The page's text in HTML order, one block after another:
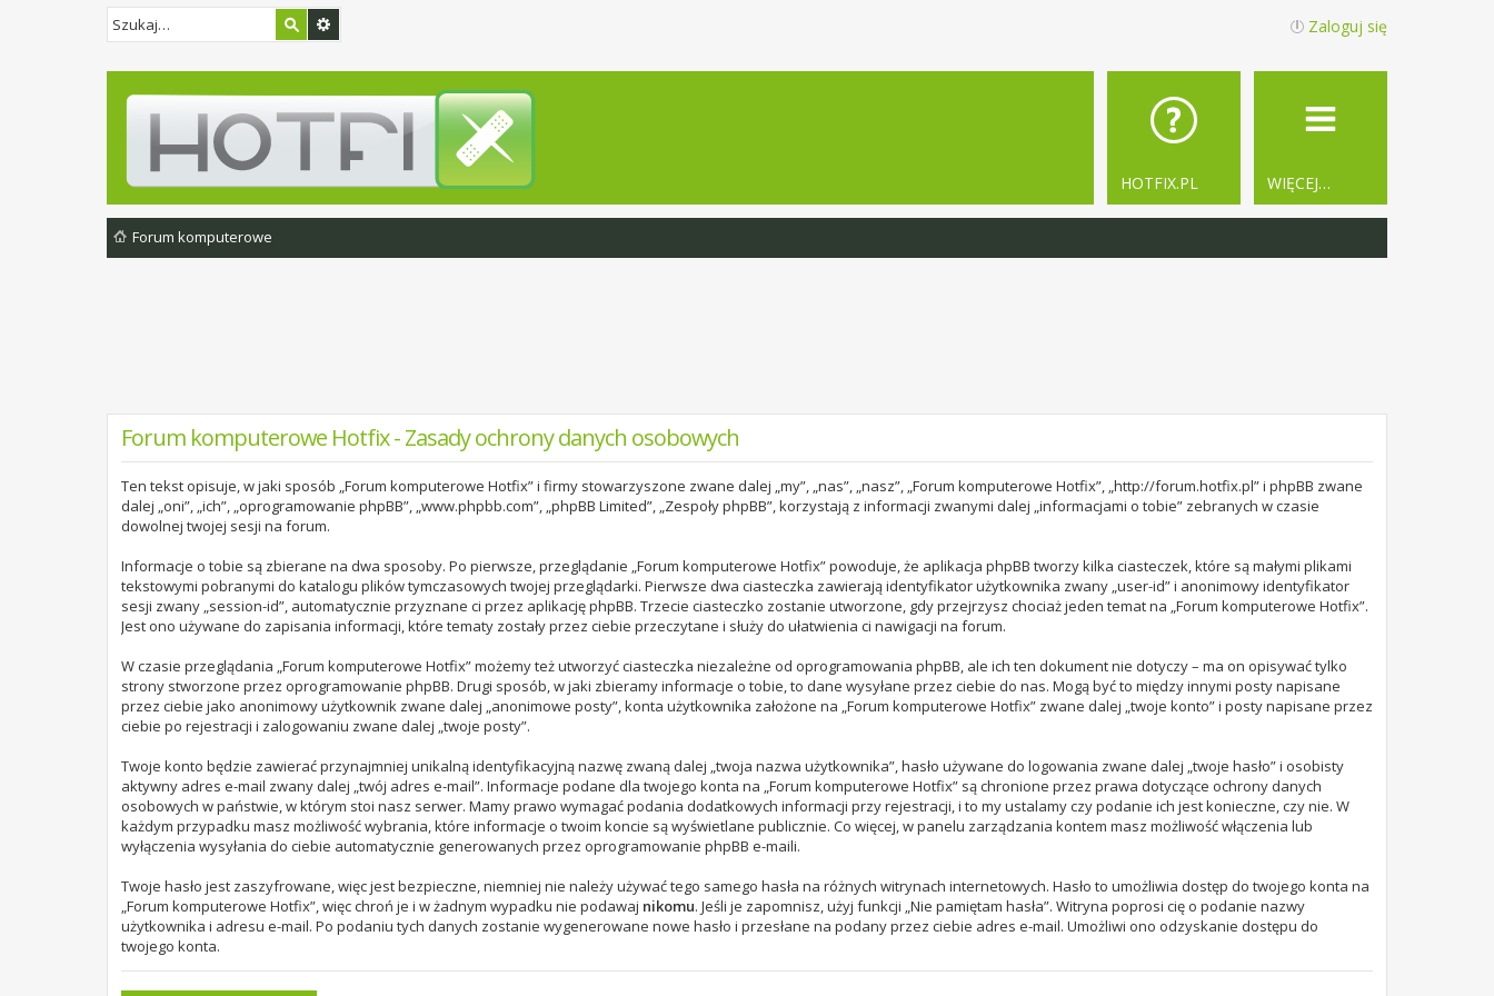
Zaloguj się
WIĘCEJ…
HOTFIX.PL
Forum komputerowe
Forum komputerowe Hotfix - Zasady ochrony danych osobowych
Ten tekst opisuje, w jaki sposób „Forum komputerowe Hotfix” i firmy stowarzyszone zwane dalej „my”, „nas”, „nasz”, „Forum komputerowe Hotfix”, „http://forum.hotfix.pl” i phpBB zwane
dalej „oni”, „ich”, „oprogramowanie phpBB”, „www.phpbb.com”, „phpBB Limited”, „Zespoły phpBB”, korzystają z informacji zwanymi dalej „informacjami o tobie” zebranych w czasie
dowolnej twojej sesji na forum.
Informacje o tobie są zbierane na dwa sposoby. Po pierwsze, przeglądanie „Forum komputerowe Hotfix” powoduje, że aplikacja phpBB tworzy kilka ciasteczek, które są małymi plikami
tekstowymi pobranymi do katalogu plików tymczasowych twojej przeglądarki. Pierwsze dwa ciasteczka zawierają identyfikator użytkownika zwany „user-id” i anonimowy identyfikator
sesji zwany „session-id”, automatycznie przyznane ci przez aplikację phpBB. Trzecie ciasteczko zostanie utworzone, gdy przejrzysz chociaż jeden temat na „Forum komputerowe Hotfix”.
Jest ono używane do zapisania informacji, które tematy zostały przez ciebie przeczytane i służy do ułatwienia ci nawigacji na forum.
W czasie przeglądania „Forum komputerowe Hotfix” możemy też utworzyć ciasteczka niezależne od oprogramowania phpBB, ale ich ten dokument nie dotyczy – ma on opisywać tylko
strony stworzone przez oprogramowanie phpBB. Drugi sposób, w jaki zbieramy informacje o tobie, to dane wysyłane przez ciebie do nas. Mogą być to między innymi posty napisane
przez ciebie jako anonimowy użytkownik zwane dalej „anonimowe posty”, konta użytkownika założone na „Forum komputerowe Hotfix” zwane dalej „twoje konto” i posty napisane przez
ciebie po rejestracji i zalogowaniu zwane dalej „twoje posty”.
Twoje konto będzie zawierać przynajmniej unikalną identyfikacyjną nazwę zwaną dalej „twoja nazwa użytkownika”, hasło używane do logowania zwane dalej „twoje hasło” i osobisty
aktywny adres e-mail zwany dalej „twój adres e-mail”. Informacje podane dla twojego konta na „Forum komputerowe Hotfix” są chronione przez prawa dotyczące ochrony danych
osobowych w państwie, w którym stoi nasz serwer. Mamy prawo wymagać podania dodatkowych informacji przy rejestracji, i to my ustalamy czy podanie ich jest konieczne, czy nie. W
każdym przypadku masz możliwość wybrania, które informacje o twoim koncie są wyświetlane publicznie. Co więcej, w panelu zarządzania kontem masz możliwość włączenia lub
wyłączenia wysyłania do ciebie automatycznie generowanych przez oprogramowanie phpBB e-maili.
Twoje hasło jest zaszyfrowane, więc jest bezpieczne, niemniej nie należy używać tego samego hasła na różnych witrynach internetowych. Hasło to umożliwia dostęp do twojego konta na
„Forum komputerowe Hotfix”, więc chroń je i w żadnym wypadku nie podawaj nikomu. Jeśli je zapomnisz, użyj funkcji „Nie pamiętam hasła”. Witryna poprosi cię o podanie nazwy
użytkownika i adresu e-mail. Po podaniu tych danych zostanie wygenerowane nowe hasło i przesłane na podany przez ciebie adres e-mail. Umożliwi ono odzyskanie dostępu do
twojego konta.